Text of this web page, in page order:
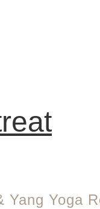
Yang Yoga